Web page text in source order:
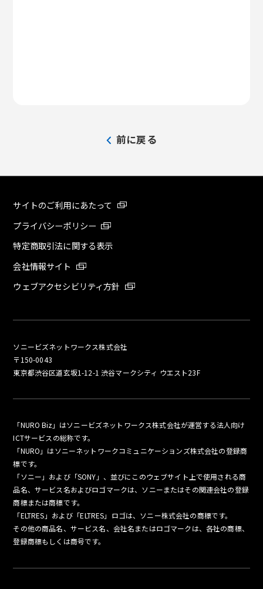
前に戻る
サイトのご利用にあたって
プライバシーポリシー
特定商取引法に関する表示
会社情報サイト
ウェブアクセシビリティ方針
ソニービズネットワークス株式会社
〒150-0043
東京都渋谷区道玄坂1-12-1 渋谷マークシティ ウエスト23F
「NURO Biz」はソニービズネットワークス株式会社が運営する法人向け
ICTサービスの総称です。
「NURO」はソニーネットワークコミュニケーションズ株式会社の登録商
標です。
「ソニー」および「SONY」、並びにこのウェブサイト上で使用される商
品名、サービス名およびロゴマークは、ソニーまたはその関連会社の登録
商標または商標です。
「ELTRES」および「ELTRES」ロゴは、ソニー株式会社の商標です。
その他の商品名、サービス名、会社名またはロゴマークは、各社の商標、
登録商標もしくは商号です。